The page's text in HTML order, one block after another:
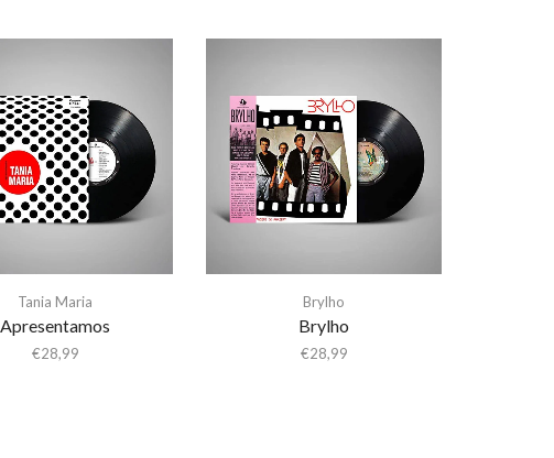
Tania Maria
Apresentamos
€28,99
Brylho
Brylho
€28,99